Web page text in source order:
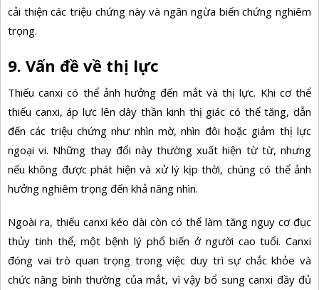
cải thiện các triệu chứng này và ngăn ngừa biến chứng nghiêm
trọng.
9. Vấn đề về thị lực
Thiếu canxi có thể ảnh hưởng đến mắt và thị lực. Khi cơ thể
thiếu canxi, áp lực lên dây thần kinh thị giác có thể tăng, dẫn
đến các triệu chứng như nhìn mờ, nhìn đôi hoặc giảm thị lực
ngoại vi. Những thay đổi này thường xuất hiện từ từ, nhưng
nếu không được phát hiện và xử lý kịp thời, chúng có thể ảnh
hưởng nghiêm trọng đến khả năng nhìn.
Ngoài ra, thiếu canxi kéo dài còn có thể làm tăng nguy cơ đục
thủy tinh thể, một bệnh lý phổ biến ở người cao tuổi. Canxi
đóng vai trò quan trọng trong việc duy trì sự chắc khỏe và
chức năng bình thường của mắt, vì vậy bổ sung canxi đầy đủ